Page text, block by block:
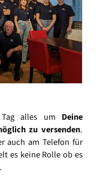
alles um Deine
zu versenden.
auch am Telefon für
es keine Rolle ob es